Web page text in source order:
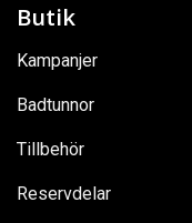
Butik
Kampanjer
Badtunnor
Tillbehör
Reservdelar